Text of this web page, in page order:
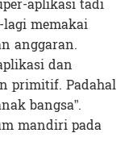
memakai
anggaran.
dan
primitif. Padahal
bangsa”.
mandiri pada